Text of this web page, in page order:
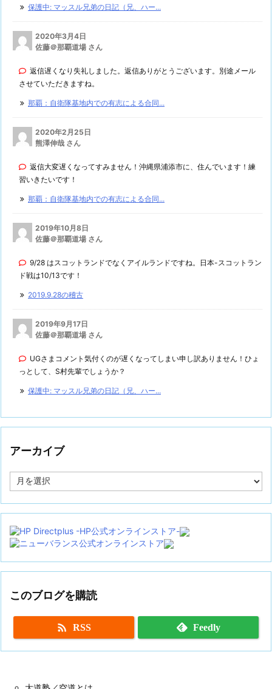
保護中: マッスル兄弟の日記（兄、ハー...
2020年3月4日
佐藤＠那覇道場 さん
返信遅くなり失礼しました。返信ありがとうございます。別途メール
させていただきますね。
那覇：自衛隊基地内での有志による合同...
2020年2月25日
熊澤伸哉 さん
返信大変遅くなってすみません！沖縄県浦添市に、住んでいます！練
習いきたいです！
那覇：自衛隊基地内での有志による合同...
2019年10月8日
佐藤＠那覇道場 さん
9/28 はスコットランドでなくアイルランドですね。日本-スコットラン
ド戦は10/13です！
2019.9.28の稽古
2019年9月17日
佐藤＠那覇道場 さん
UGさまコメント気付くのが遅くなってしまい申し訳ありません！ひょ
っとして、S村先輩でしょうか？
保護中: マッスル兄弟の日記（兄、ハー...
アーカイブ
ー
イ
このブログを購読
 RSS Feedly